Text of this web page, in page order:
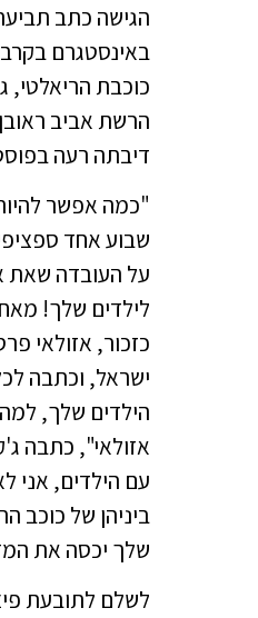
באינסטגרם בקרב
כוכבת
דיבתה רעה
"כמה אפשר
שבוע אחד
על העובדה שאת
לילדים שלך!
ישראל, וכתבה
הילדים שלך,
אזולאי", כתבה
עם הילדים, אני
ביניהן של
שלך יכסה את